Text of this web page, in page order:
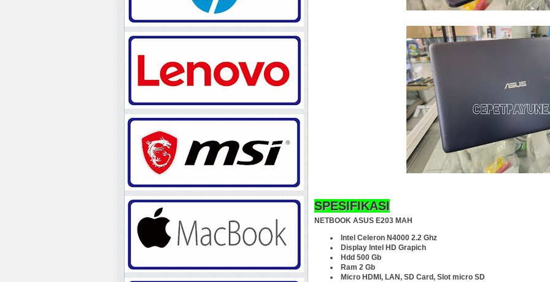
SPESIFIKASI
NETBOOK ASUS E203 MAH
Intel Celeron N4000 2.2 Ghz
Display Intel HD Grapich
Hdd 500 Gb
Ram 2 Gb
Micro HDMI, LAN, SD Card, Slot micro SD